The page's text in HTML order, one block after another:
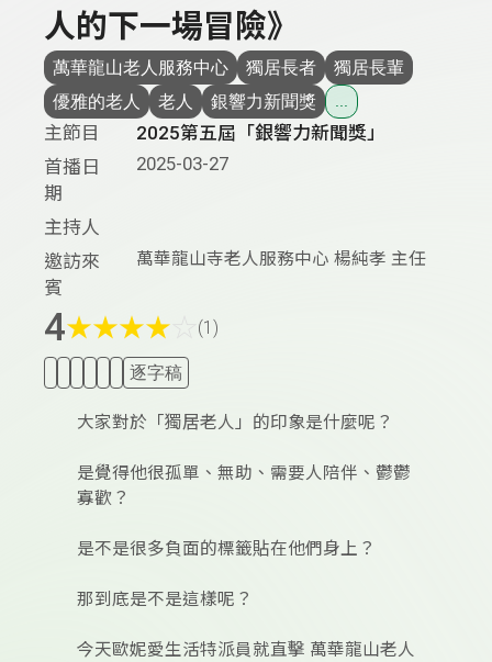
人的下一場冒險》
萬華龍山老人服務中心 獨居長者
獨居長輩
優雅的老人
老人 銀響力新聞獎 ...
主節目
2025第五屆「銀響力新聞獎」
首播日
期
2025-03-27
主持人
邀訪來
賓
萬華龍山寺老人服務中心 楊純孝 主任
4★★★★ (1)
逐字稿
大家對於「獨居老人」的印象是什麼呢？
是覺得他很孤單、無助、需要人陪伴、鬱鬱
寡歡？
是不是很多負面的標籤貼在他們身上？
那到底是不是這樣呢？
今天歐妮愛生活特派員就直擊 萬華龍山老人